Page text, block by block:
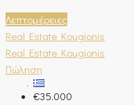
BLOG
Λεπτομέρειες
Real Estate Kougionis
Real Estate Kougionis
Πώληση
€35.000